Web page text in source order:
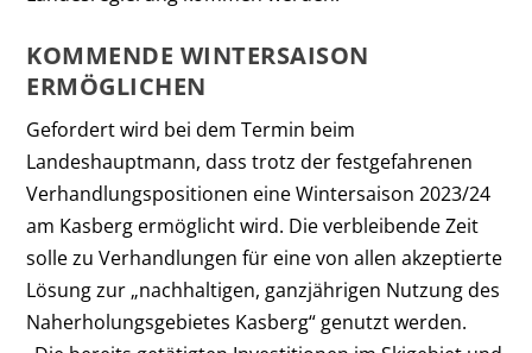
KOMMENDE WINTERSAISON
ERMÖGLICHEN
Gefordert wird bei dem Termin beim
Landeshauptmann, dass trotz der festgefahrenen
Verhandlungspositionen eine Wintersaison 2023/24
am Kasberg ermöglicht wird. Die verbleibende Zeit
solle zu Verhandlungen für eine von allen akzeptierte
Lösung zur „nachhaltigen, ganzjährigen Nutzung des
Naherholungsgebietes Kasberg“ genutzt werden.